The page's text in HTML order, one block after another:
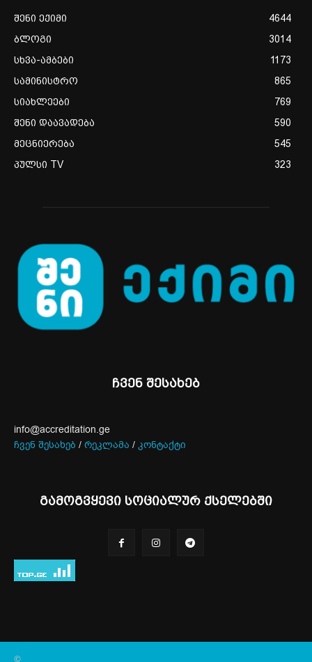
შენი ექიმი
4644
ბლოგი
3014
სხვა-ამბები
1173
სამინისტრო
865
სიახლეები
769
შენი დაავადება
590
მეცნიერება
545
პულსი TV
323
ჩვენ შესახებ
info@accreditation.ge
ჩვენ შესახებ / რეკლამა / კონტაქტი
გამოგვყევი სოციალურ ქსელებში
©